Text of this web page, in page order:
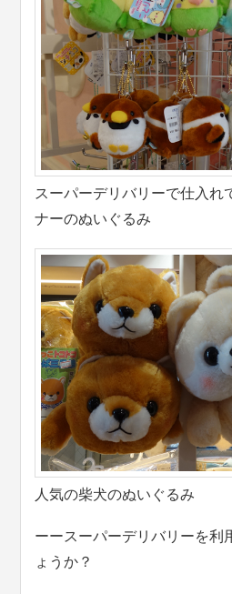
スーパーデリバリーで仕入れ
ナーのぬいぐるみ
人気の柴犬のぬいぐるみ
ーースーパーデリバリーを利
ょうか？